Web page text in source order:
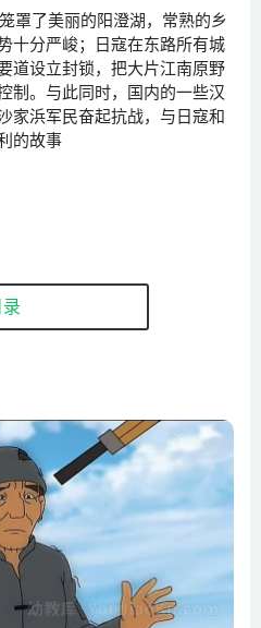
罩了美丽的阳澄湖，常熟的乡
十分严峻；日寇在东路所有城
道设立封锁，把大片江南原野
制。与此同时，国内的一些汉
家浜军民奋起抗战，与日寇和
的故事